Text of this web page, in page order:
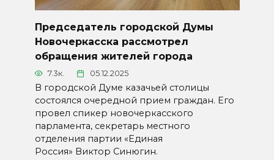
Председатель городской Думы
Новочеркасска рассмотрел
обращения жителей города
7.3к. 05.12.2025
В городской Думе казачьей столицы
состоялся очередной прием граждан. Его
провел спикер новочеркасского
парламента, секретарь местного
отделения партии «Единая
Россия» Виктор Синюгин.